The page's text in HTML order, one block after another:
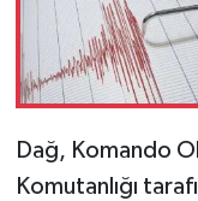
Dağ, Komando
Komutanlığı